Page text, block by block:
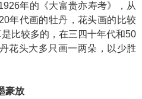
年的《大富贵亦寿考》，从
年代画的牡丹，花头画的比较
比较多的，在三四十年代和50
花头大多只画一两朵，以少胜
豪放